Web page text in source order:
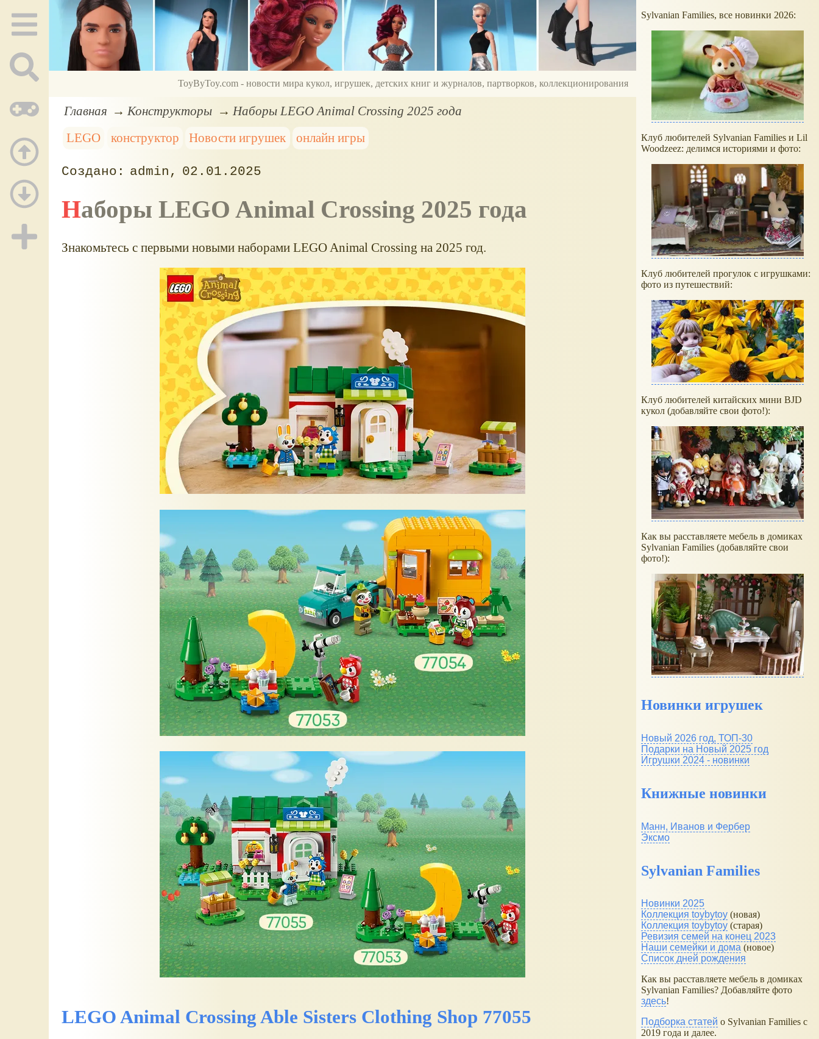
ToyByToy.com - новости мира кукол, игрушек, детских книг и журналов, партворков, коллекционирования
Главная Конструкторы
Наборы LEGO Animal Crossing 2025 года
LEGO
конструктор Новости игрушек онлайн игры
admin 02.01.2025
Наборы LEGO Animal Crossing 2025 года
Знакомьтесь с первыми новыми наборами LEGO Animal Crossing на 2025 год.
LEGO Animal Crossing Able Sisters Clothing Shop 77055
Sylvanian Families, все новинки 2026:
Клуб любителей Sylvanian Families и Lil
Woodzeez: делимся историями и фото:
Клуб любителей прогулок с игрушками:
фото из путешествий:
Клуб любителей китайских мини BJD
кукол (добавляйте свои фото!):
Как вы расставляете мебель в домиках
Sylvanian Families (добавляйте свои
фото!):
Новинки игрушек
Новый 2026 год, ТОП-30
Подарки на Новый 2025 год
Игрушки 2024 - новинки
Книжные новинки
Манн, Иванов и Фербер
Эксмо
Sylvanian Families
Новинки 2025
Коллекция toybytoy (новая)
Коллекция toybytoy (старая)
Ревизия семей на конец 2023
Наши семейки и дома (новое)
Список дней рождения
Как вы расставляете мебель в домиках
Sylvanian Families? Добавляйте фото
здесь!
Подборка статей о Sylvanian Families с
2019 года и далее.